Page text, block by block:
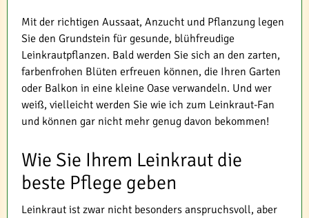
Mit der richtigen Aussaat, Anzucht und Pflanzung legen
Sie den Grundstein für gesunde, blühfreudige
Leinkrautpflanzen. Bald werden Sie sich an den zarten,
farbenfrohen Blüten erfreuen können, die Ihren Garten
oder Balkon in eine kleine Oase verwandeln. Und wer
weiß, vielleicht werden Sie wie ich zum Leinkraut-Fan
und können gar nicht mehr genug davon bekommen!
Wie Sie Ihrem Leinkraut die
beste Pflege geben
Leinkraut ist zwar nicht besonders anspruchsvoll, aber